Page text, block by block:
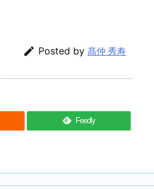
 Posted by 髙仲 秀寿
Feedly